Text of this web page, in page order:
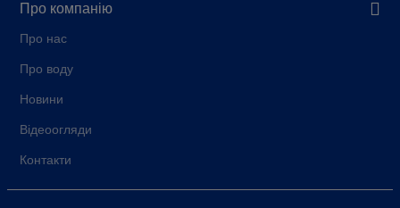
Про компанію
Про нас
Про воду
Новини
Відеоогляди
Контакти